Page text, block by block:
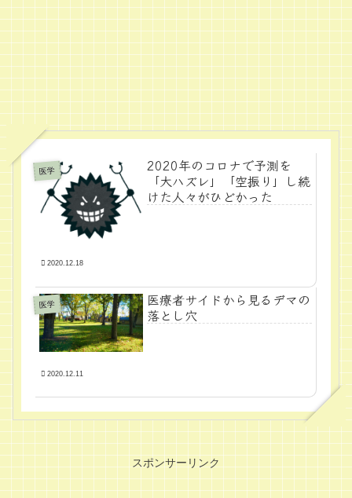
医学
2020年のコロナで予測を
「大ハズレ」「空振り」し続
けた人々がひどかった
2020.12.18
医学
医療者サイドから見るデマの
落とし穴
2020.12.11
スポンサーリンク